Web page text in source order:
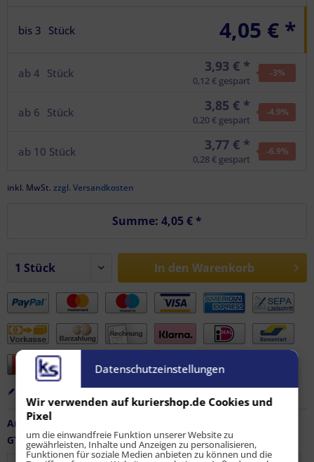
bis 3 Stück 4,05 € *
ab 4 Stück 3,93 € *
0,12 € gespart
-3%
ab 6 Stück 3,85 € *
0,20 € gespart
-4.9%
ab 10 Stück 3,77 € *
0,28 € gespart
-6.9%
inkl. MwSt. zzgl. Versandkosten
Summe: 4,05 €*
In den Warenkorb
Bewerten Empfehlen
Artikel-Nr.:
GTIN / EAN:
9010486221654
Datenschutzeinstellungen
Wir verwenden auf kuriershop.de Cookies und
Pixel
um die einwandfreie Funktion unserer Website zu
gewährleisten, Inhalte und Anzeigen zu personalisieren,
Funktionen für soziale Medien anbieten zu können und die